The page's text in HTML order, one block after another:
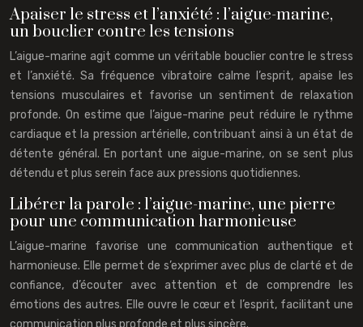
Apaiser le stress et l’anxiété : l’aigue-marine,
un bouclier contre les tensions
L’aigue-marine agit comme un véritable bouclier contre le stress
et l’anxiété. Sa fréquence vibratoire calme l’esprit, apaise les
tensions musculaires et favorise un sentiment de relaxation
profonde. On estime que l’aigue-marine peut réduire le rythme
cardiaque et la pression artérielle, contribuant ainsi à un état de
détente général. En portant une aigue-marine, on se sent plus
détendu et plus serein face aux pressions quotidiennes.
Libérer la parole : l’aigue-marine, une pierre
pour une communication harmonieuse
L’aigue-marine favorise une communication authentique et
harmonieuse. Elle permet de s’exprimer avec plus de clarté et de
confiance, d’écouter avec attention et de comprendre les
émotions des autres. Elle ouvre le cœur et l’esprit, facilitant une
communication plus profonde et plus sincère.